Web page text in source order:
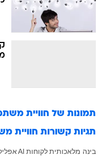
תמונות של חוויית
תגיות קשורות חוויית
בינה מלאכותיתלקוחות AI